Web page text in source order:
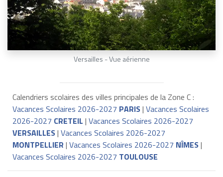
Versailles - Vue aérienne
Calendriers scolaires des villes principales de la Zone C :
Vacances Scolaires 2026-2027 PARIS| Vacances Scolaires
2026-2027 CRETEIL | Vacances Scolaires 2026-2027
VERSAILLES| Vacances Scolaires 2026-2027
MONTPELLIER | Vacances Scolaires 2026-2027 NÎMES|
Vacances Scolaires 2026-2027 TOULOUSE